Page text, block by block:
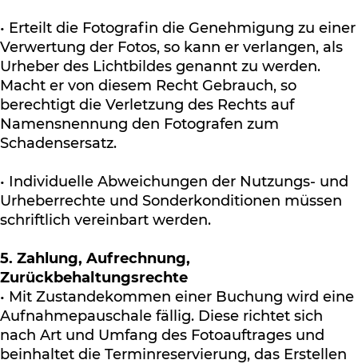
• Erteilt die Fotografin die Genehmigung zu einer
Verwertung der Fotos, so kann er verlangen, als
Urheber des Lichtbildes genannt zu werden.
Macht er von diesem Recht Gebrauch, so
berechtigt die Verletzung des Rechts auf
Namensnennung den Fotografen zum
Schadensersatz.
• Individuelle Abweichungen der Nutzungs- und
Urheberrechte und Sonderkonditionen müssen
schriftlich vereinbart werden.
5. Zahlung, Aufrechnung,
Zurückbehaltungsrechte
• Mit Zustandekommen einer Buchung wird eine
Aufnahmepauschale fällig. Diese richtet sich
nach Art und Umfang des Fotoauftrages und
beinhaltet die Terminreservierung, das Erstellen